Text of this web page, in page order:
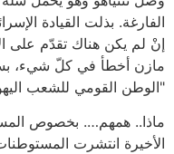
الفارغة. بذلت القيادة
إنْ لم يكن هناك تقدّم على
مازن أخطأ في كلّ شيء،
"الوطن القومي للشعب
ماذا.. همهم…. بخصوص
الأخيرة انتشرت